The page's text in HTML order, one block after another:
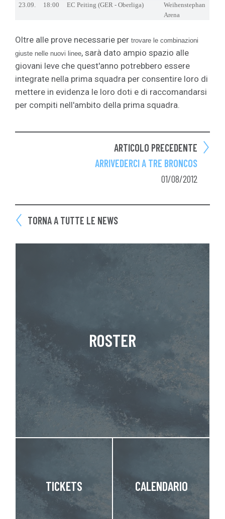
23.09.
18:00 EC Peiting (GER - Oberliga)
Weihenstephan
Arena
Oltre alle prove necessarie per trovare le combinazioni
giuste nelle nuovi linee, sarà dato ampio spazio alle
giovani leve che quest'anno potrebbero essere
integrate nella prima squadra per consentire loro di
mettere in evidenza le loro doti e di raccomandarsi
per compiti nell'ambito della prima squadra.
ARTICOLO PRECEDENTE
ARRIVEDERCI A TRE BRONCOS
01/08/2012
TORNA A TUTTE LE NEWS
ROSTER
TICKETS CALENDARIO